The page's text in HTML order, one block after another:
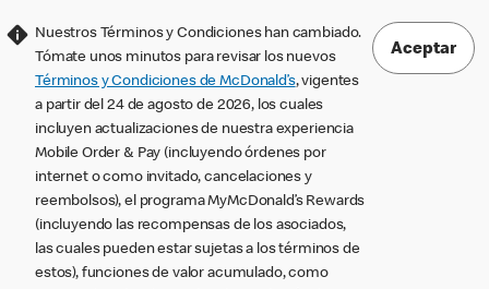
Nuestros Términos y Condiciones han cambiado.
Tómate unos minutos para revisar los nuevos
Términos y Condiciones de McDonald’s, vigentes
a partir del 24 de agosto de 2026, los cuales
incluyen actualizaciones de nuestra experiencia
Mobile Order & Pay (incluyendo órdenes por
internet o como invitado, cancelaciones y
reembolsos), el programa MyMcDonald’s Rewards
(incluyendo las recompensas de los asociados,
las cuales pueden estar sujetas a los términos de
estos), funciones de valor acumulado, como
Aceptar